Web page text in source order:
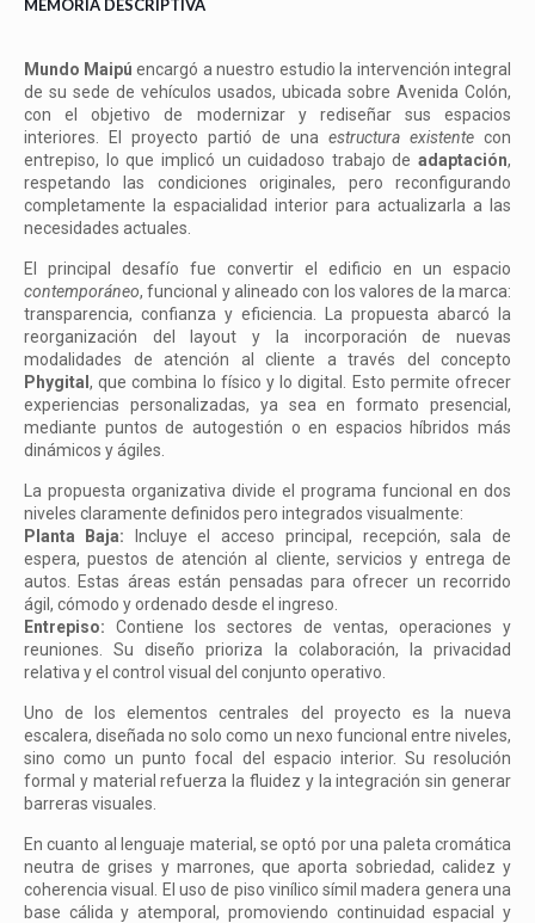
MEMORIA DESCRIPTIVA
Mundo Maipú encargó a nuestro estudio la intervención integral
de su sede de vehículos usados, ubicada sobre Avenida Colón,
con el objetivo de modernizar y rediseñar sus espacios
interiores. El proyecto partió de una estructura existente con
entrepiso, lo que implicó un cuidadoso trabajo de adaptación,
respetando las condiciones originales, pero reconfigurando
completamente la espacialidad interior para actualizarla a las
necesidades actuales.
El principal desafío fue convertir el edificio en un espacio
contemporáneo, funcional y alineado con los valores de la marca:
transparencia, confianza y eficiencia. La propuesta abarcó la
reorganización del layout y la incorporación de nuevas
modalidades de atención al cliente a través del concepto
Phygital , que combina lo físico y lo digital. Esto permite ofrecer
experiencias personalizadas, ya sea en formato presencial,
mediante puntos de autogestión o en espacios híbridos más
dinámicos y ágiles.
La propuesta organizativa divide el programa funcional en dos
niveles claramente definidos pero integrados visualmente:
Planta Baja: Incluye el acceso principal, recepción, sala de
espera, puestos de atención al cliente, servicios y entrega de
autos. Estas áreas están pensadas para ofrecer un recorrido
ágil, cómodo y ordenado desde el ingreso.
Entrepiso: Contiene los sectores de ventas, operaciones y
reuniones. Su diseño prioriza la colaboración, la privacidad
relativa y el control visual del conjunto operativo.
Uno de los elementos centrales del proyecto es la nueva
escalera, diseñada no solo como un nexo funcional entre niveles,
sino como un punto focal del espacio interior. Su resolución
formal y material refuerza la fluidez y la integración sin generar
barreras visuales.
En cuanto al lenguaje material, se optó por una paleta cromática
neutra de grises y marrones, que aporta sobriedad, calidez y
coherencia visual. El uso de piso vinílico símil madera genera una
base cálida y atemporal, promoviendo continuidad espacial y